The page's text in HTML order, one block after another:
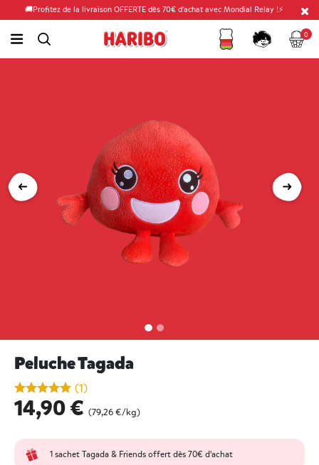
🚚Profitez de la livraison OFFERTE dès 70€ d'achat avec Mondial Relay !⚡
link.header.menu.label
simplesearch.search.label Fidélité
Compte
Panier
0
Peluche Tagada
undefined out of 5 Customer Rating
(1)
14,90 € (79,26 €/kg)
1 sachet Tagada & Friends offert dès 70€ d'achat